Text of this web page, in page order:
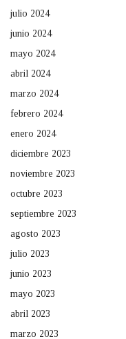
julio 2024
junio 2024
mayo 2024
abril 2024
marzo 2024
febrero 2024
enero 2024
diciembre 2023
noviembre 2023
octubre 2023
septiembre 2023
agosto 2023
julio 2023
junio 2023
mayo 2023
abril 2023
marzo 2023